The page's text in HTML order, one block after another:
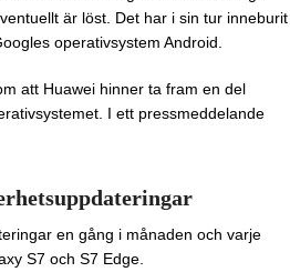
är löst. Det har i sin tur inneburit
operativsystem Android.
att Huawei hinner ta fram en del
I ett pressmeddelande
en gång i månaden och varje
S7 och S7 Edge.